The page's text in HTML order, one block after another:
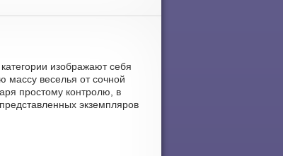
изображают себя
веселья от сочной
простому контролю, в
экземпляров